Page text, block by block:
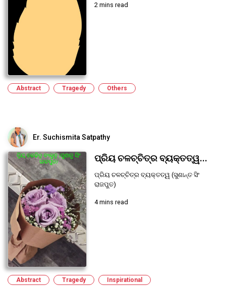
2 mins read
Abstract Tragedy Others
Er. Suchismita Satpathy
ପ୍ରିୟ ଚଳଚ୍ଚିତ୍ର ବ୍ୟକ୍ତତ୍ୱ...
ପ୍ରିୟ ଚଳଚ୍ଚିତ୍ର ବ୍ୟକ୍ତତ୍ୱ (ସୁଶାନ୍ତ ସିଂ
ରାଜପୁତ)
4 mins read
Abstract Tragedy Inspirational